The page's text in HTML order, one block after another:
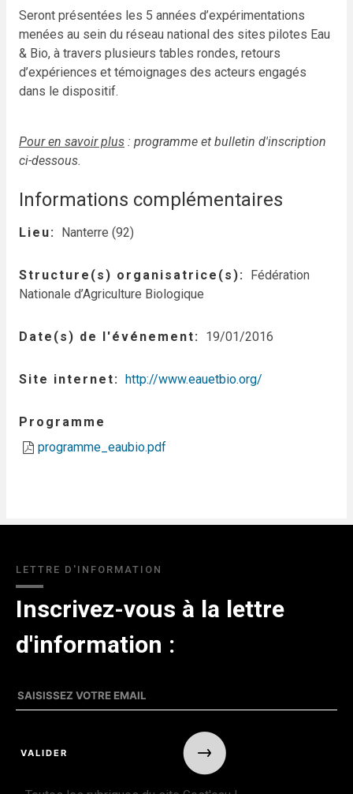
Seront présentées les 5 années d’expérimentations
menées au sein du réseau national des sites pilotes Eau
& Bio, à travers plusieurs tables rondes, retours
d’expériences et témoignages des acteurs engagés
dans le dispositif.
Pour en savoir plus : programme et bulletin d'inscription
ci-dessous.
Informations complémentaires
Lieu Nanterre (92)
Structure(s) organisatrice(s)
Fédération
Nationale d’Agriculture Biologique
Date(s) de l'événement 19/01/2016
Site internet http://www.eauetbio.org/
Programme
programme_eaubio.pdf
LETTRE D'INFORMATION
Inscrivez-vous à la lettre
d'information :